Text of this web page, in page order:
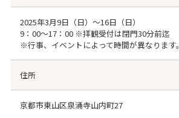
2025年3月9日（日）～16日（日）
9：00～17：00 ※拝観受付は閉門30分前迄
※行事、イベントによって時間が異なります。
住所
京都市東山区泉涌寺山内町27